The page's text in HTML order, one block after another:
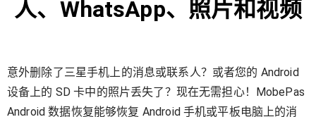
人、WhatsApp、照片和视频
意外删除了三星手机上的消息或联系人？或者您的 Android
设备上的 SD 卡中的照片丢失了？现在无需担心！MobePas
Android 数据恢复能够恢复 Android 手机或平板电脑上的消